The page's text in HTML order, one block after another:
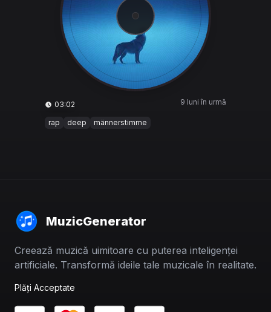
03:02 9 luni în urmă
rap deep männerstimme
MuzicGenerator
Creează muzică uimitoare cu puterea inteligenței
artificiale. Transformă ideile tale muzicale în realitate.
Plăți Acceptate